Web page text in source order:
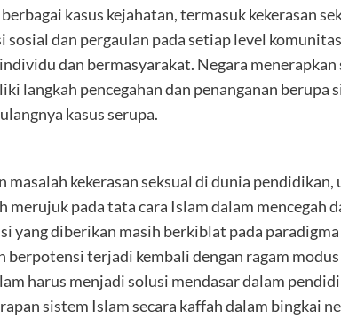
kasus kejahatan, termasuk kekerasan
sosial dan pergaulan pada setiap level
dan bermasyarakat. Negara
langkah pencegahan dan penanganan berupa
kasus serupa.
masalah kekerasan seksual di dunia
merujuk pada tata cara Islam dalam mencegah
yang diberikan masih berkiblat pada
berpotensi terjadi kembali dengan ragam
harus menjadi solusi mendasar dalam
sistem Islam secara kaffah dalam bingkai